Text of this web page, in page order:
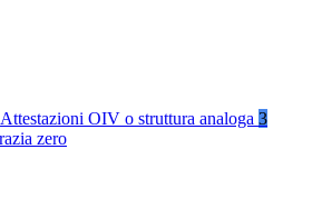
Attestazioni OIV o struttura analoga 3
zero